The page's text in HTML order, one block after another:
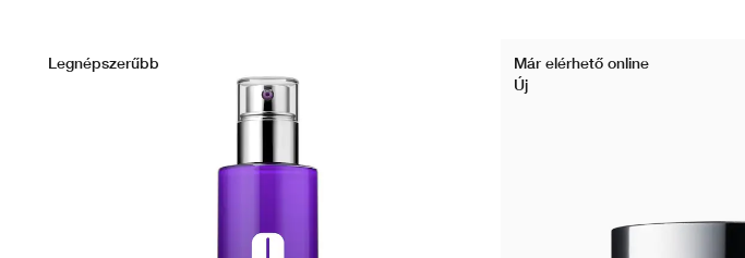
Legnépszerűbb
Már elérhető online
Új